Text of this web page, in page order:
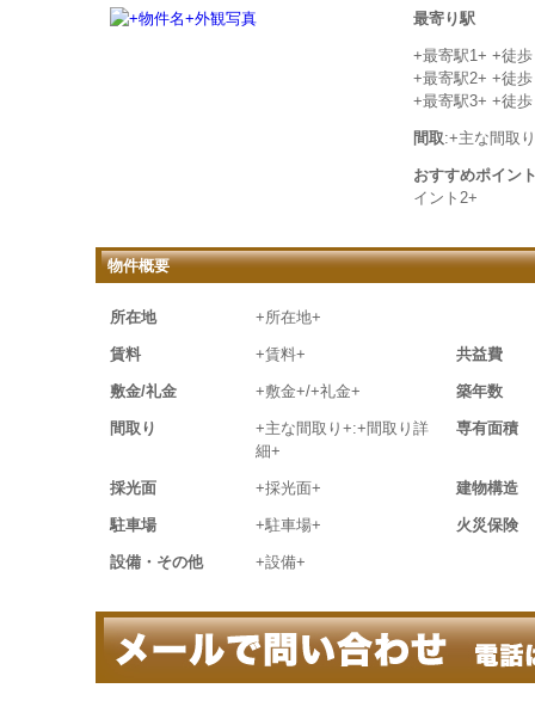
最寄り駅
+最寄駅1+ +徒
+最寄駅2+ +徒
+最寄駅3+ +徒
間取:+主な間取
おすすめポイン
イント2+
物件概要
所在地 +所在地+
賃料 +賃料+ 共益費
敷金/礼金 +敷金+/+礼金+ 築年数
間取り
+主な間取り+:+間取り詳
細+
専有面積
採光面 +採光面+ 建物構造
駐車場 +駐車場+ 火災保険
設備・その他 +設備+